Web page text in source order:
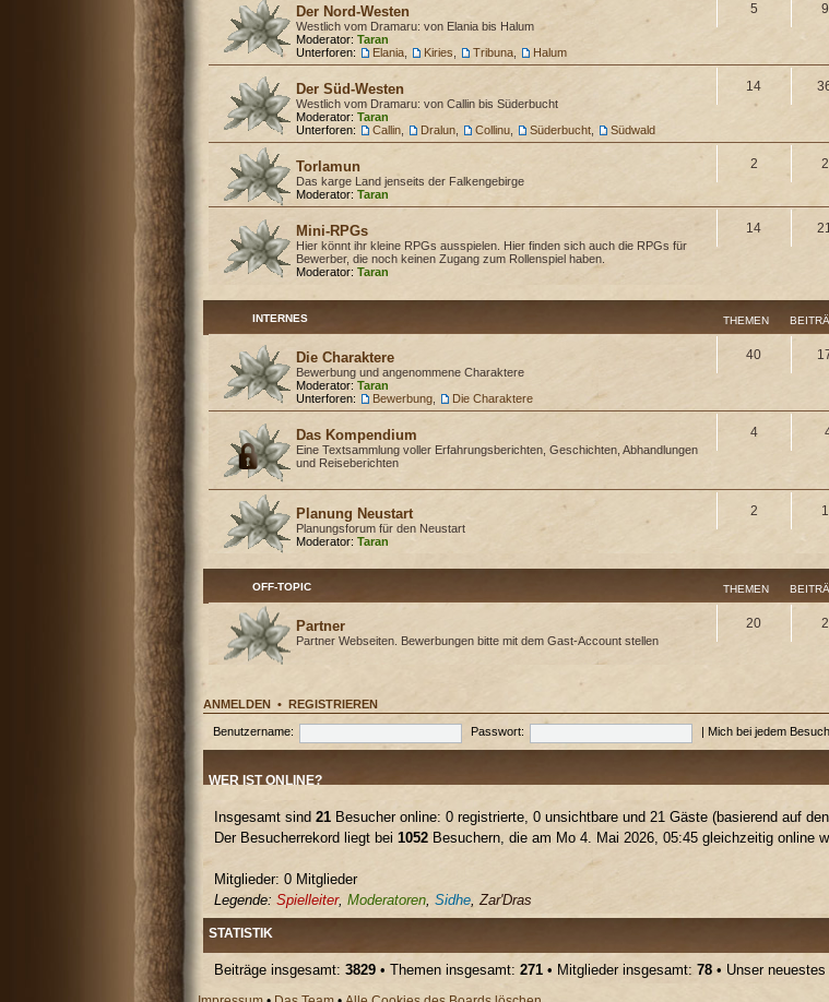
Der Nord-Westen
Westlich vom Dramaru: von Elania bis Halum
Moderator: Taran
Unterforen:
Elania Kiries Tribuna Halum
5
Der Süd-Westen
Westlich vom Dramaru: von Callin bis Süderbucht
Moderator: Taran
Unterforen:
Callin Dralun Collinu Süderbucht Südwald
14
Torlamun
Das karge Land jenseits der Falkengebirge
Moderator: Taran
2
Mini-RPGs
Hier könnt ihr kleine RPGs ausspielen. Hier finden sich auch die RPGs für
Bewerber, die noch keinen Zugang zum Rollenspiel haben.
Moderator: Taran
14
INTERNES THEMEN
Die Charaktere
Bewerbung und angenommene Charaktere
Moderator: Taran
Unterforen:
Bewerbung Die Charaktere
40
Das Kompendium
Eine Textsammlung voller Erfahrungsberichten, Geschichten, Abhandlungen
und Reiseberichten
4
Planung Neustart
Planungsforum für den Neustart
Moderator: Taran
2
OFF-TOPIC THEMEN
Partner
Partner Webseiten. Bewerbungen bitte mit dem Gast-Account stellen
20
ANMELDEN •REGISTRIEREN
Benutzername: Passwort: Mich bei jedem
WER IST ONLINE?
Insgesamt sind21 Besucher online: 0 registrierte, 0 unsichtbare und 21 Gäste (basierend auf
Der Besucherrekord liegt bei1052 Besuchern, die am Mo 4. Mai 2026, 05:45 gleichzeitig online
Mitglieder: 0 Mitglieder
Legende:Spielleiter,Moderatoren,Sidhe,Zar'Dras
STATISTIK
Beiträge insgesamt:3829 • Themen insgesamt:271 • Mitglieder insgesamt:78 • Unser